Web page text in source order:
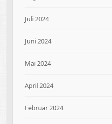
Juli 2024
Juni 2024
Mai 2024
April 2024
Februar 2024